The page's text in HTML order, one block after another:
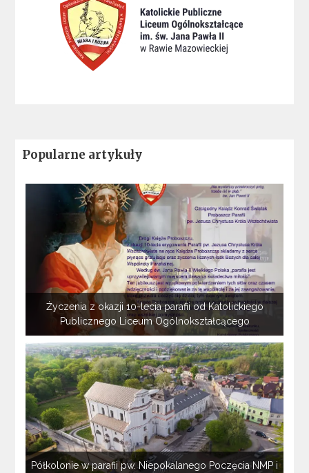
Popularne artykuły
Życzenia z okazji 10-lecia parafii od Katolickiego
Publicznego Liceum Ogólnokształcącego
Półkolonie w parafii pw. Niepokalanego Poczęcia NMP i